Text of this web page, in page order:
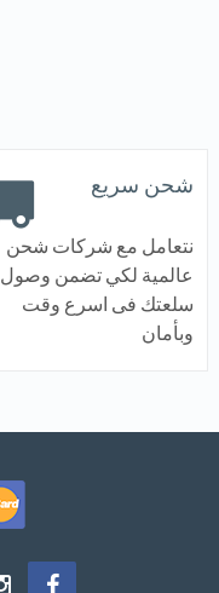
شحن سريع
نتعامل مع شركات شحن
عالمية لكي تضمن وصول
سلعتك فى اسرع وقت
وبأمان